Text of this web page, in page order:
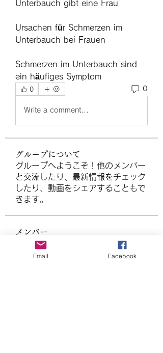
Unterbauch gibt eine Frau
Ursachen für Schmerzen im
Unterbauch bei Frauen
Schmerzen im Unterbauch sind
ein häufiges Symptom
0 0
Write a comment...
グループについて
グループへようこそ！他のメンバー
と交流したり、最新情報をチェック
したり、動画をシェアすることもで
きます。
メンバー
Data Man フォロー
Email Facebook